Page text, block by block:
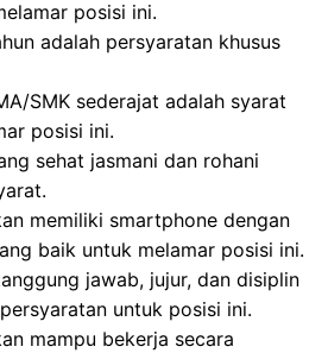
posisi ini.
adalah persyaratan khusus
SMK sederajat adalah syarat
posisi ini.
sehat jasmani dan rohani
memiliki smartphone dengan
baik untuk melamar posisi ini.
jawab, jujur, dan disiplin
untuk posisi ini.
mampu bekerja secara